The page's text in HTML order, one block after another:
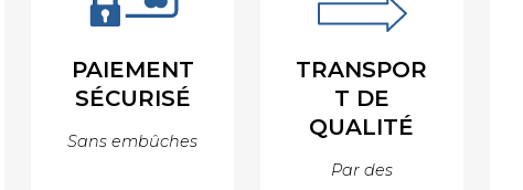
PAIEMENT
SÉCURISÉ
Sans embûches
TRANSPOR
T DE
QUALITÉ
Par des